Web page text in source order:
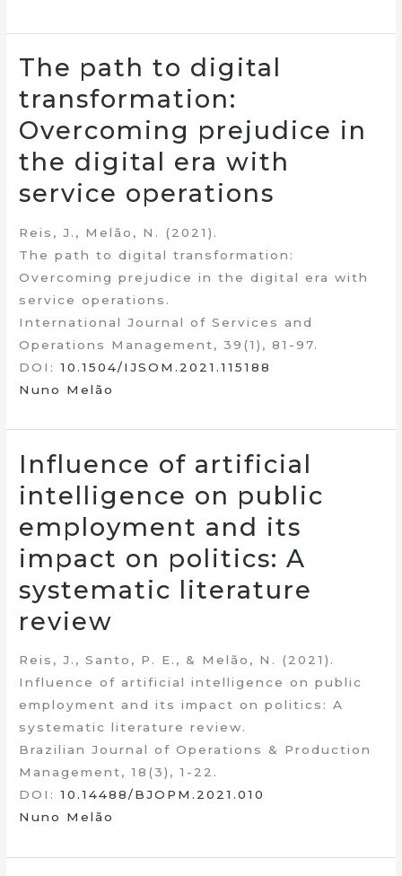
The path to digital
transformation:
Overcoming prejudice in
the digital era with
service operations
Reis, J., Melão, N. (2021).
The path to digital transformation:
Overcoming prejudice in the digital era with
service operations.
International Journal of Services and
Operations Management, 39(1), 81-97.
DOI:10.1504/IJSOM.2021.115188
Nuno Melão
Influence of artificial
intelligence on public
employment and its
impact on politics: A
systematic literature
review
Reis, J., Santo, P. E., & Melão, N. (2021).
Influence of artificial intelligence on public
employment and its impact on politics: A
systematic literature review.
Brazilian Journal of Operations & Production
Management, 18(3), 1-22.
DOI:10.14488/BJOPM.2021.010
Nuno Melão